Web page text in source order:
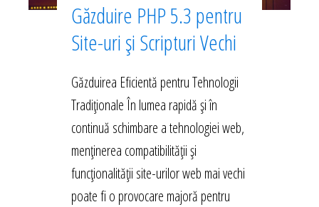
Găzduire PHP 5.3 pentru
Site-uri și Scripturi Vechi
Găzduirea Eficientă pentru Tehnologii
Tradiționale În lumea rapidă și în
continuă schimbare a tehnologiei web,
menținerea compatibilității și
funcționalității site-urilor web mai vechi
poate fi o provocare majoră pentru